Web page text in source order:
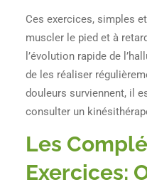
Ces exercices, simples
muscler le pied et à
l’évolution rapide de
de les réaliser
douleurs surviennent, il
consulter un
Les
Exercices: